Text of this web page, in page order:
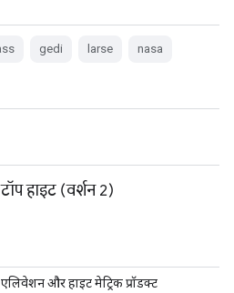
gedi larse nasa
हाइट (वर्शन 2)
और हाइट मेट्रिक प्रॉडक्ट